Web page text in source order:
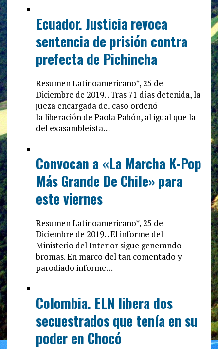
Ecuador. Justicia revoca
sentencia de prisión contra
prefecta de Pichincha
Resumen Latinoamericano*, 25 de
Diciembre de 2019. . Tras 71 días detenida, la
jueza encargada del caso ordenó
la liberación de Paola Pabón, al igual que la
del exasambleísta…
Convocan a «La Marcha K-Pop
Más Grande De Chile» para
este viernes
Resumen Latinoamericano*, 25 de
Diciembre de 2019. . El informe del
Ministerio del Interior sigue generando
bromas. En marco del tan comentado y
parodiado informe…
Colombia. ELN libera dos
secuestrados que tenía en su
poder en Chocó